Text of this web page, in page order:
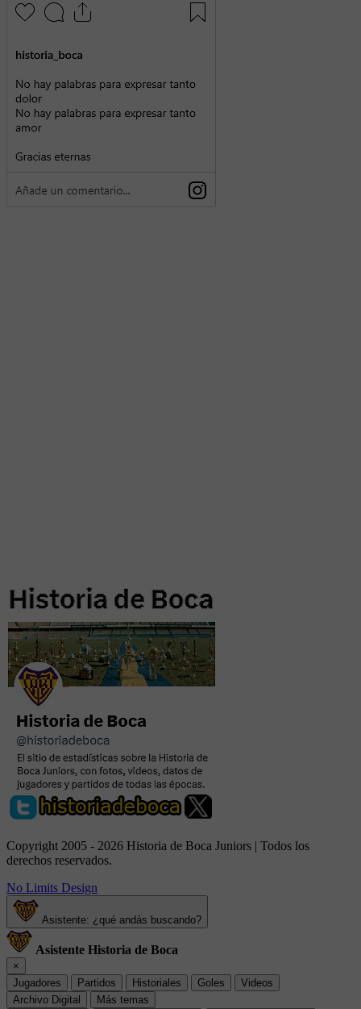
Copyright 2005 - 2026 Historia de Boca Juniors | Todos los
derechos reservados.
No Limits Design
Asistente: ¿qué andás buscando?
Asistente Historia de Boca
×
Jugadores
Partidos Historiales Goles
Videos
Archivo Digital
Más temas